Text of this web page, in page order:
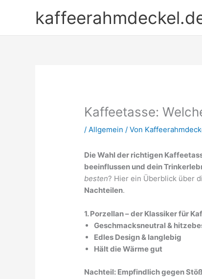
Kaffeetasse:
/Allgemein / Von
Die Wahl der richtigen
beeinflussen und dein
besten? Hier ein Überblick über
Nachteilen.
1. Porzellan – der Klassiker für
Geschmacksneutral &
Edles Design & langlebig
Hält die Wärme gut
Nachteil: Empfindlich gegen